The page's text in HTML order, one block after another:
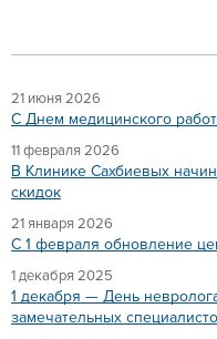
21 июня 2026
C Днем медицинского
11 февраля 2026
В Клинике Сахбиевых
скидок
21 января 2026
C 1 февраля обновление
1 декабря 2025
1 декабря — День
замечательных